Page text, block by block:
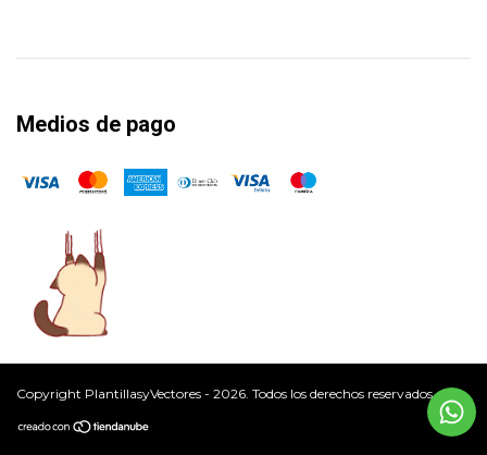
Medios de pago
Copyright PlantillasyVectores - 2026. Todos los derechos reservados.